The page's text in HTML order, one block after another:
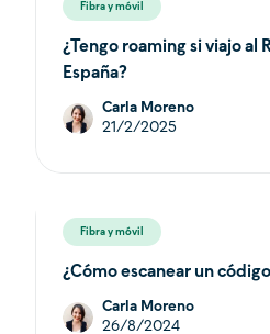
Fibra y móvil
¿Tengo roaming si viajo al
España?
Carla Moreno
21/2/2025
Fibra y móvil
¿Cómo escanear un
Carla Moreno
26/8/2024